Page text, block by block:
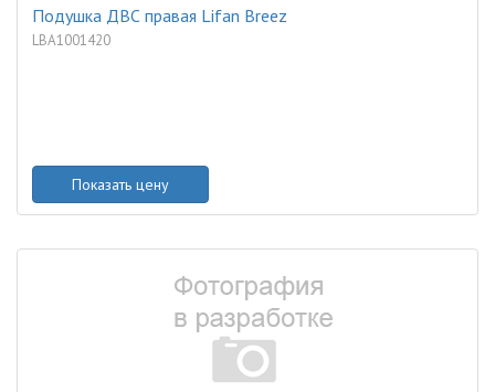
Подушка ДВС правая Lifan Breez
LBA1001420
Показать цену